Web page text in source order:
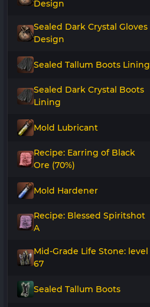
Design
Sealed Dark Crystal Gloves
Design
Sealed Tallum Boots Lining
Sealed Dark Crystal Boots
Lining
Mold Lubricant
Recipe: Earring of Black
Ore (70%)
Mold Hardener
Recipe: Blessed Spiritshot
A
Mid-Grade Life Stone: level
67
Sealed Tallum Boots